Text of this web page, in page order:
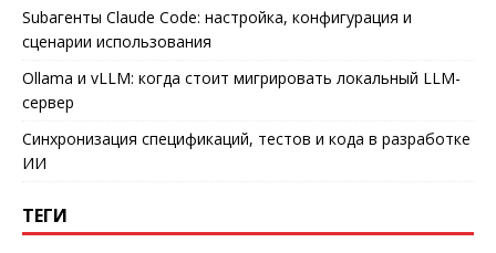
Subагенты Claude Code: настройка, конфигурация и
сценарии использования
Ollama и vLLM: когда стоит мигрировать локальный LLM-
сервер
Синхронизация спецификаций, тестов и кода в разработке
ИИ
ТЕГИ